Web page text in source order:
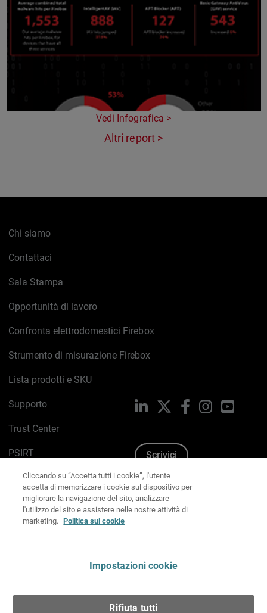
Vedi Infografica >
Altri report >
Chi siamo
Contattaci
Sala Stampa
Opportunità di lavoro
Confronta elettrodomestici Firebox
Strumento di misurazione Firebox
Lista prodotti e SKU
Supporto
Trust Center
PSIRT
Politica sui cookie
Informativa sulla privacy
Kit Media & Brand
LinkedIn FacebookInstagram
Scrivici
Cliccando su “Accetta tutti i cookie”, l'utente
accetta di memorizzare i cookie sul dispositivo per
migliorare la navigazione del sito, analizzare
l'utilizzo del sito e assistere nelle nostre attività di
marketing. Politica sui cookie
Impostazioni cookie
Rifiuta tutti